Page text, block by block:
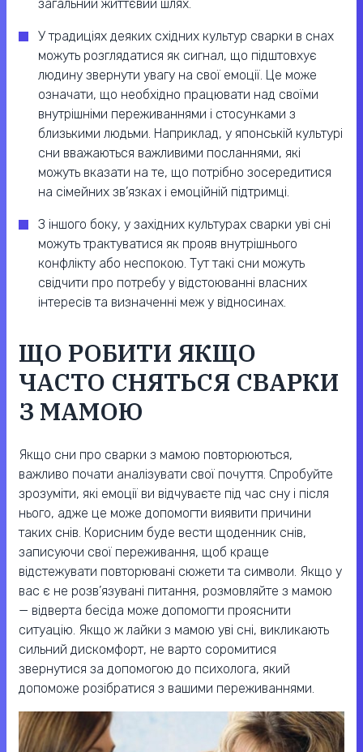
загальний життєвий шлях.
У традиціях деяких східних культур сварки в снах
можуть розглядатися як сигнал, що підштовхує
людину звернути увагу на свої емоції. Це може
означати, що необхідно працювати над своїми
внутрішніми переживаннями і стосунками з
близькими людьми. Наприклад, у японській культурі
сни вважаються важливими посланнями, які
можуть вказати на те, що потрібно зосередитися
на сімейних зв’язках і емоційній підтримці.
З іншого боку, у західних культурах сварки уві сні
можуть трактуватися як прояв внутрішнього
конфлікту або неспокою. Тут такі сни можуть
свідчити про потребу у відстоюванні власних
інтересів та визначенні меж у відносинах.
ЩО РОБИТИ ЯКЩО
ЧАСТО СНЯТЬСЯ СВАРКИ
З МАМОЮ
Якщо сни про сварки з мамою повторюються,
важливо почати аналізувати свої почуття. Спробуйте
зрозуміти, які емоції ви відчуваєте під час сну і після
нього, адже це може допомогти виявити причини
таких снів. Корисним буде вести щоденник снів,
записуючи свої переживання, щоб краще
відстежувати повторювані сюжети та символи. Якщо у
вас є не розв’язувані питання, розмовляйте з мамою
— відверта бесіда може допомогти прояснити
ситуацію. Якщо ж лайки з мамою уві сні, викликають
сильний дискомфорт, не варто соромитися
звернутися за допомогою до психолога, який
допоможе розібратися з вашими переживаннями.